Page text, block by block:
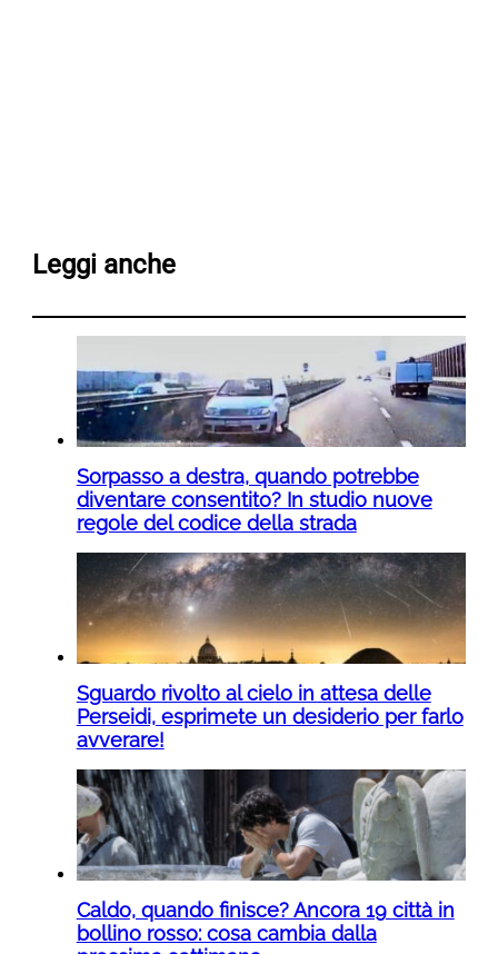
Leggi anche
Sorpasso a destra, quando potrebbe
diventare consentito? In studio nuove
regole del codice della strada
Sguardo rivolto al cielo in attesa delle
Perseidi, esprimete un desiderio per farlo
avverare!
Caldo, quando finisce? Ancora 19 città in
bollino rosso: cosa cambia dalla